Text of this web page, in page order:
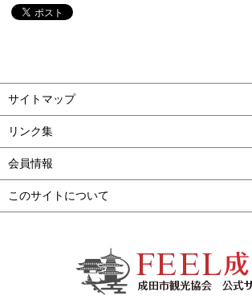
サイトマップ
リンク集
会員情報
このサイトについて
FEEL成田 成田市公式観光情報